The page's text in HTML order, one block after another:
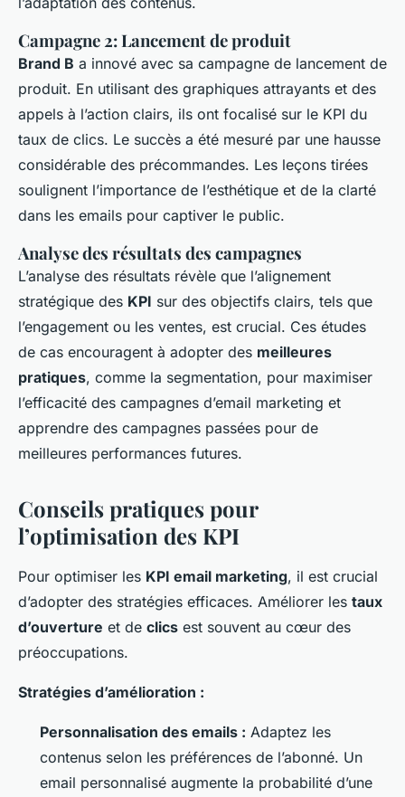
Campagne 2: Lancement de produit
Brand B a innové avec sa campagne de lancement de
produit. En utilisant des graphiques attrayants et des
appels à l’action clairs, ils ont focalisé sur le KPI du
taux de clics. Le succès a été mesuré par une hausse
considérable des précommandes. Les leçons tirées
soulignent l’importance de l’esthétique et de la clarté
dans les emails pour captiver le public.
Analyse des résultats des campagnes
L’analyse des résultats révèle que l’alignement
stratégique des KPI sur des objectifs clairs, tels que
l’engagement ou les ventes, est crucial. Ces études
de cas encouragent à adopter des meilleures
pratiques, comme la segmentation, pour maximiser
l’efficacité des campagnes d’email marketing et
apprendre des campagnes passées pour de
meilleures performances futures.
Conseils pratiques pour
l’optimisation des KPI
Pour optimiser les KPI email marketing, il est crucial
d’adopter des stratégies efficaces. Améliorer les taux
d’ouverture et de clics est souvent au cœur des
préoccupations.
Stratégies d’amélioration :
Personnalisation des emails : Adaptez les
contenus selon les préférences de l’abonné. Un
email personnalisé augmente la probabilité d’une